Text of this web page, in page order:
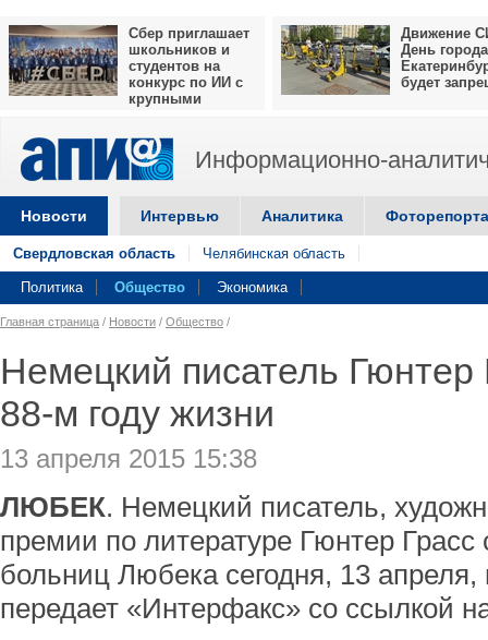
Сбер приглашает
школьников и
студентов на
конкурс по ИИ с
крупными
Движение
День города
будет
Информационно-
Новости Интервью Аналитика
Свердловская область Челябинская область
Политика Общество Экономика
Главная страница / Новости / Общество /
Немецкий писатель Гюнтер
88-м году жизни
13 апреля 2015 15:38
ЛЮБЕК. Немецкий писатель,
премии по литературе Гюнтер Грасс
больниц Любека сегодня, 13
передает «Интерфакс» со ссылкой